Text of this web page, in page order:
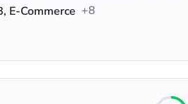
E-Commerce +8